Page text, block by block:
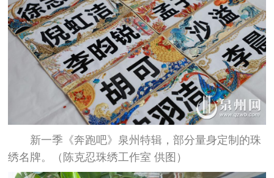
新一季《奔跑吧》泉州特辑，部分量身定制的珠
绣名牌。（陈克忍珠绣工作室 供图）